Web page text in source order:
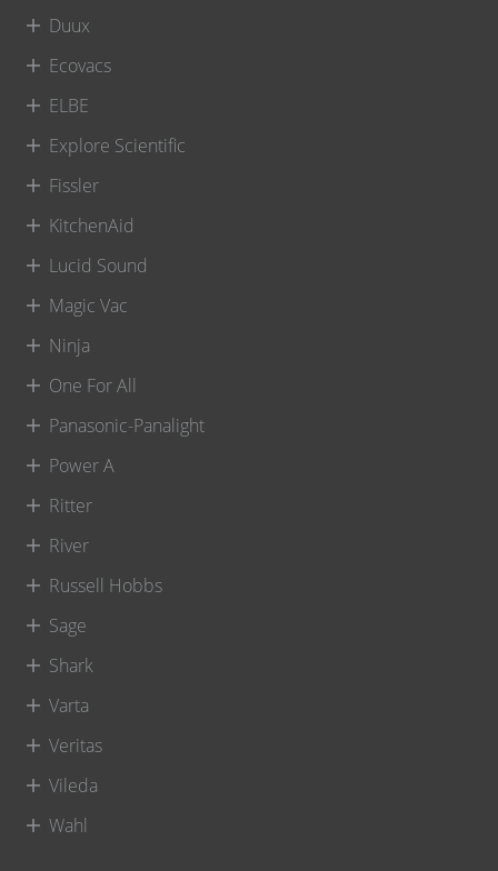
Duux
Ecovacs
ELBE
Explore Scientific
Fissler
KitchenAid
Lucid Sound
Magic Vac
Ninja
One For All
Panasonic-Panalight
Power A
Ritter
River
Russell Hobbs
Sage
Shark
Varta
Veritas
Vileda
Wahl